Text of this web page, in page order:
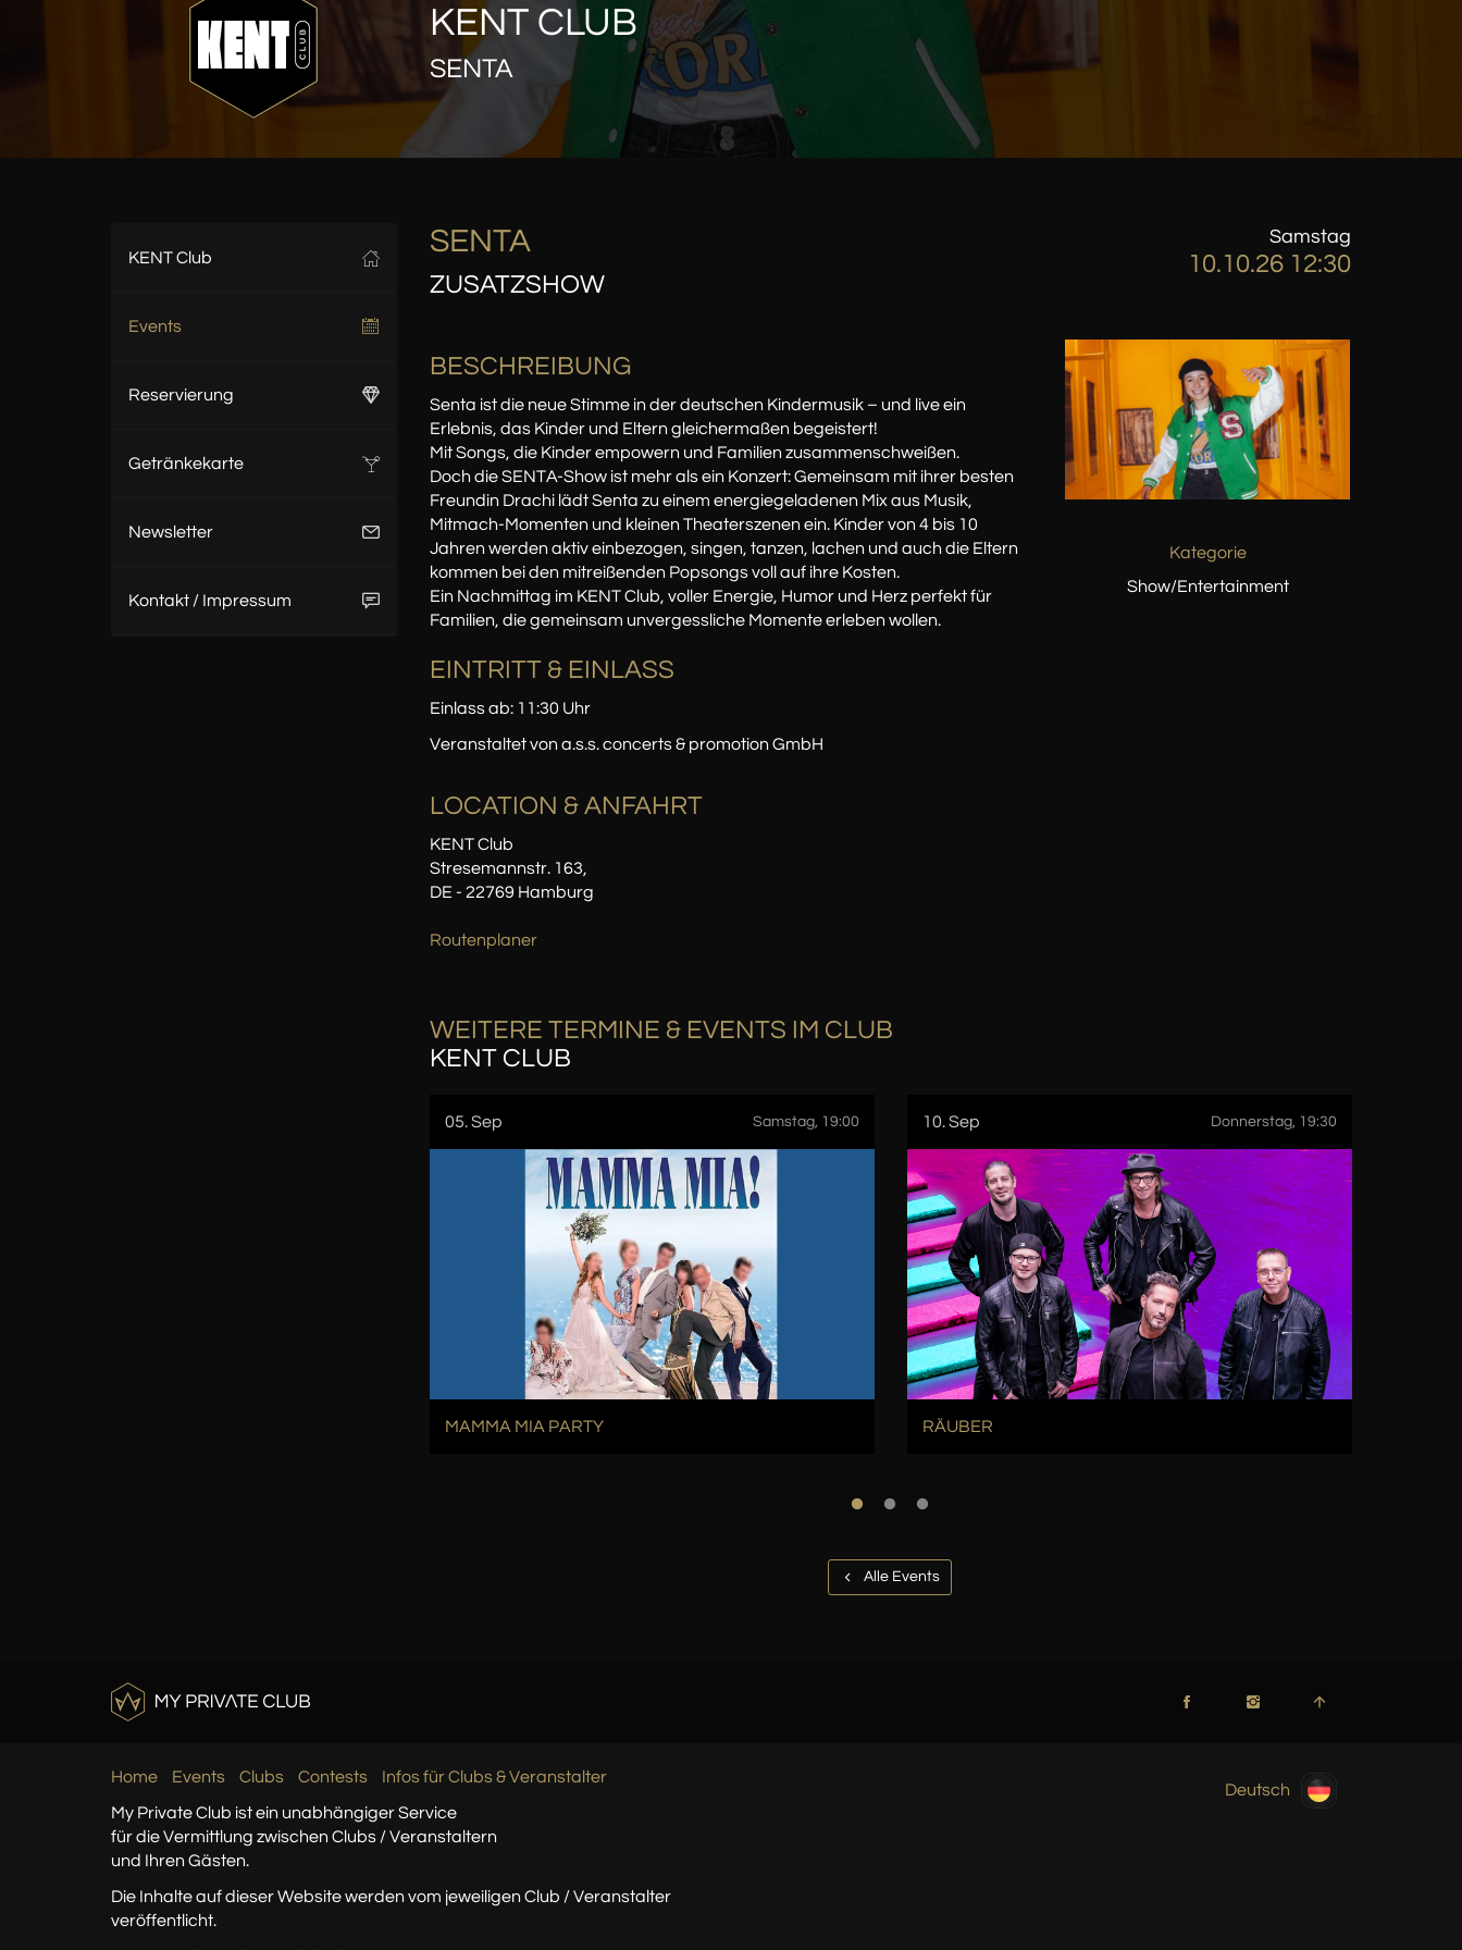
KENT CLUB
SENTA
KENT Club
Events
Reservierung
Getränkekarte
Newsletter
Kontakt / Impressum
SENTA
ZUSATZSHOW
Samstag
10.10.26 12:30
Kategorie
Show/Entertainment
BESCHREIBUNG
Senta ist die neue Stimme in der deutschen Kindermusik – und live ein
Erlebnis, das Kinder und Eltern gleichermaßen begeistert!
Mit Songs, die Kinder empowern und Familien zusammenschweißen.
Doch die SENTA-Show ist mehr als ein Konzert: Gemeinsam mit ihrer besten
Freundin Drachi lädt Senta zu einem energiegeladenen Mix aus Musik,
Mitmach-Momenten und kleinen Theaterszenen ein. Kinder von 4 bis 10
Jahren werden aktiv einbezogen, singen, tanzen, lachen und auch die Eltern
kommen bei den mitreißenden Popsongs voll auf ihre Kosten.
Ein Nachmittag im KENT Club, voller Energie, Humor und Herz perfekt für
Familien, die gemeinsam unvergessliche Momente erleben wollen.
EINTRITT & EINLASS
Einlass ab: 11:30 Uhr
Veranstaltet von a.s.s. concerts & promotion GmbH
LOCATION & ANFAHRT
KENT Club
Stresemannstr. 163,
DE - 22769 Hamburg
Routenplaner
WEITERE TERMINE & EVENTS IM CLUB
KENT CLUB
05. Sep Samstag, 19:00
MAMMA MIA PARTY
10. Sep Donnerstag, 19:30
RÄUBER
Alle Events
Deutsch
Home Events Clubs Contests Infos für Clubs & Veranstalter
My Private Club ist ein unabhängiger Service
für die Vermittlung zwischen Clubs / Veranstaltern
und Ihren Gästen.
Die Inhalte auf dieser Website werden vom jeweiligen Club / Veranstalter
veröffentlicht.